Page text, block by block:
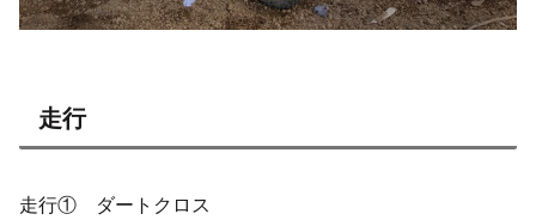
走行
走行① ダートクロス